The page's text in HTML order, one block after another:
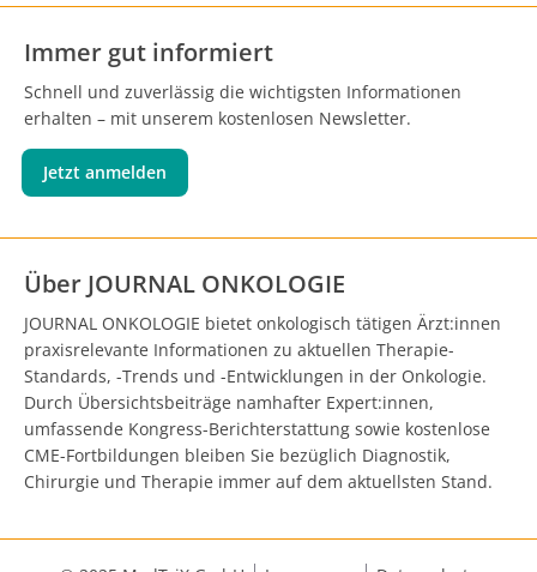
Immer gut informiert
Schnell und zuverlässig die wichtigsten Informationen
erhalten – mit unserem kostenlosen Newsletter.
Jetzt anmelden
Über JOURNAL ONKOLOGIE
JOURNAL ONKOLOGIE bietet onkologisch tätigen Ärzt:innen
praxisrelevante Informationen zu aktuellen Therapie-
Standards, -Trends und -Entwicklungen in der Onkologie.
Durch Übersichtsbeiträge namhafter Expert:innen,
umfassende Kongress-Berichterstattung sowie kostenlose
CME-Fortbildungen bleiben Sie bezüglich Diagnostik,
Chirurgie und Therapie immer auf dem aktuellsten Stand.